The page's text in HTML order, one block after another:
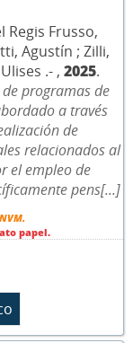
Regis Frusso,
Agustín ; Zilli,
.- , 2025.
de programas de
a través
de
relacionados al
el empleo de
pens[...]
papel.